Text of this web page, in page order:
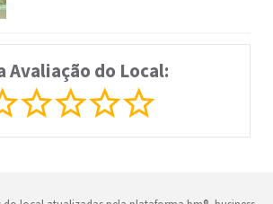
Avaliação do Local: